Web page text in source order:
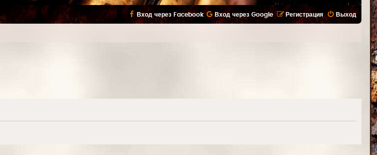
Выход
Регистрация
Вход через Facebook Вход через Google